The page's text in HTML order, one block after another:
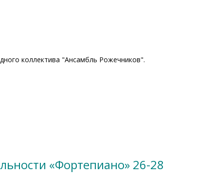
коллектива "Ансамбль Рожечников".
«Фортепиано» 26-28